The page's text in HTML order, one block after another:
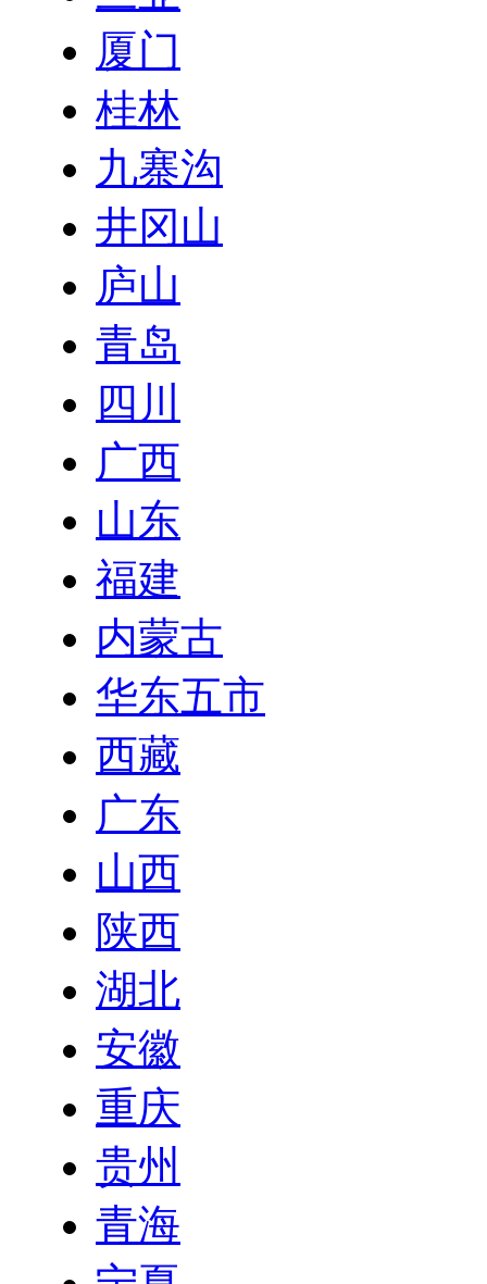
厦门
桂林
九寨沟
井冈山
庐山
青岛
四川
广西
山东
福建
内蒙古
华东五市
西藏
广东
山西
陕西
湖北
安徽
重庆
贵州
青海